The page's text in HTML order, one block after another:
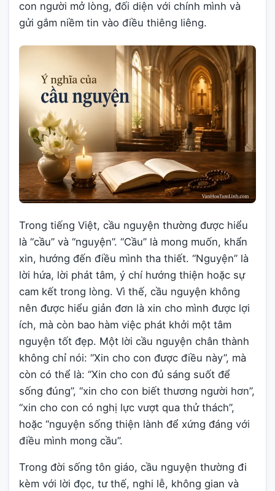
con người mở lòng, đối diện với chính mình và
gửi gắm niềm tin vào điều thiêng liêng.
Trong tiếng Việt, cầu nguyện thường được hiểu
là “cầu” và “nguyện”. “Cầu” là mong muốn, khẩn
xin, hướng đến điều mình tha thiết. “Nguyện” là
lời hứa, lời phát tâm, ý chí hướng thiện hoặc sự
cam kết trong lòng. Vì thế, cầu nguyện không
nên được hiểu giản đơn là xin cho mình được lợi
ích, mà còn bao hàm việc phát khởi một tâm
nguyện tốt đẹp. Một lời cầu nguyện chân thành
không chỉ nói: “Xin cho con được điều này”, mà
còn có thể là: “Xin cho con đủ sáng suốt để
sống đúng”, “xin cho con biết thương người hơn”,
“xin cho con có nghị lực vượt qua thử thách”,
hoặc “nguyện sống thiện lành để xứng đáng với
điều mình mong cầu”.
Trong đời sống tôn giáo, cầu nguyện thường đi
kèm với lời đọc, tư thế, nghi lễ, không gian và